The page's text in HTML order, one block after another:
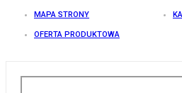
MAPA STRONY
OFERTA PRODUKTOWA